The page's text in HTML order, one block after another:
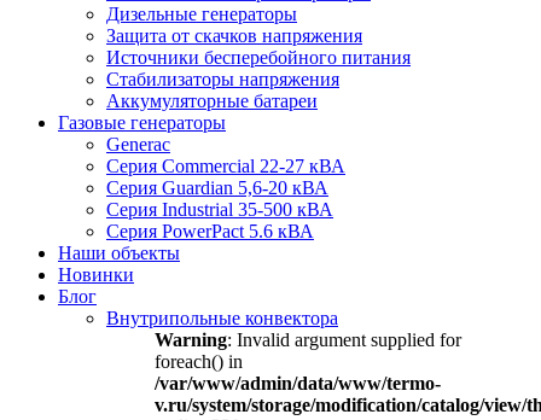
Дизельные генераторы
Защита от скачков напряжения
Источники бесперебойного питания
Стабилизаторы напряжения
Аккумуляторные батареи
Газовые генераторы
Generac
Серия Commercial 22-27 кВА
Серия Guardian 5,6-20 кВА
Серия Industrial 35-500 кВА
Серия PowerPact 5.6 кВА
Наши объекты
Новинки
Блог
Внутрипольные конвектора
Warning: Invalid argument supplied for
foreach() in
/var/www/admin/data/www/termo-
v.ru/system/storage/modification/catalog/view/